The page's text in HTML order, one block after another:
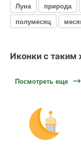
Луна природа
полумесяц
Иконки с таким
Посмотреть еще